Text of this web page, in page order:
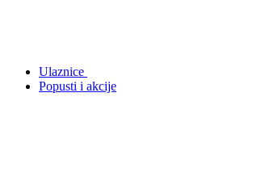
Ulaznice
Popusti i akcije